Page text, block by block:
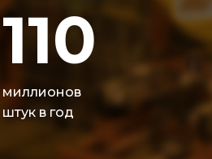
110
миллионов
штук в год